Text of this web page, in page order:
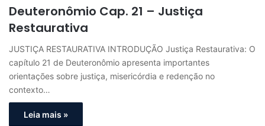
Deuteronômio Cap. 21 – Justiça
Restaurativa
JUSTIÇA RESTAURATIVA INTRODUÇÃO Justiça Restaurativa: O
capítulo 21 de Deuteronômio apresenta importantes
orientações sobre justiça, misericórdia e redenção no
contexto…
Leia mais »